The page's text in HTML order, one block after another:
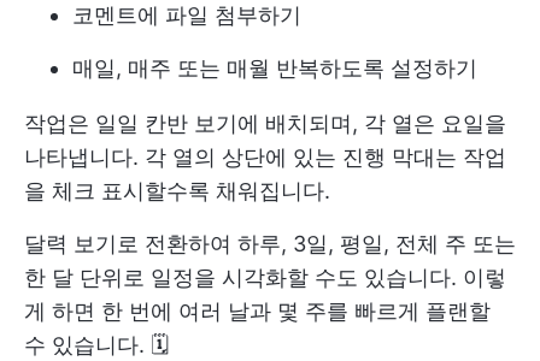
코멘트에 파일 첨부하기
매일, 매주 또는 매월 반복하도록 설정하기
작업은 일일 칸반 보기에 배치되며, 각 열은 요일을
나타냅니다. 각 열의 상단에 있는 진행 막대는 작업
을 체크 표시할수록 채워집니다.
달력 보기로 전환하여 하루, 3일, 평일, 전체 주 또는
한 달 단위로 일정을 시각화할 수도 있습니다. 이렇
게 하면 한 번에 여러 날과 몇 주를 빠르게 플랜할
수 있습니다. 🗓️